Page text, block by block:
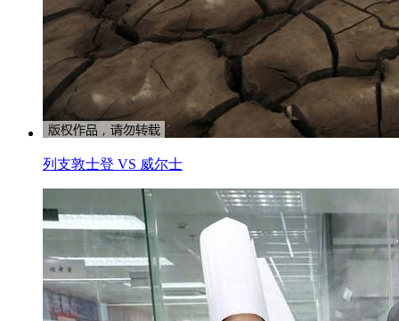
列支敦士登 VS 威尔士